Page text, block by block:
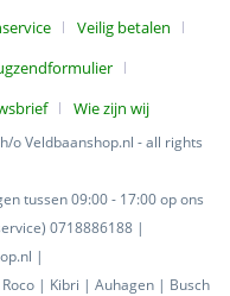
Veilig betalen
Wie zijn wij
o Veldbaanshop.nl - all rights
tussen 09:00 - 17:00 op ons
0718886188 |
|
| Kibri | Auhagen | Busch